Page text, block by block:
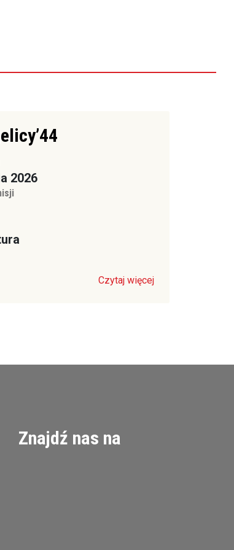
2026
Czytaj więcej
Znajdź nas na